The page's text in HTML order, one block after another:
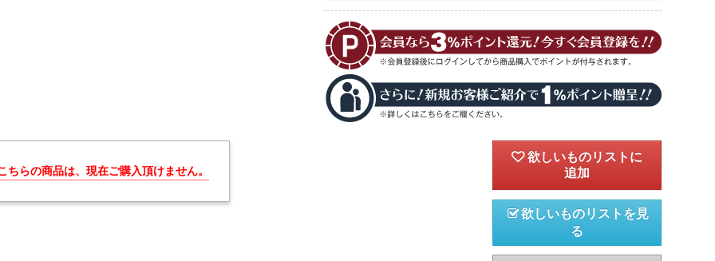
ちらの商品は、現在ご購入頂けません。
欲しいものリストを見
る